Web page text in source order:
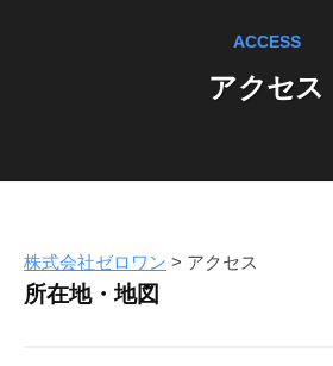
ACCESS
アクセス
株式会社ゼロワン > アクセス
ア
所在地・地図